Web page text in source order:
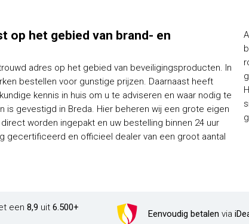
op het gebied van brand- en
adres op het gebied van beveiligingsproducten. In
bestellen voor gunstige prijzen. Daarnaast heeft
kennis in huis om u te adviseren en waar nodig te
is gevestigd in Breda. Hier beheren wij een grote eigen
worden ingepakt en uw bestelling binnen 24 uur
een 8,9 uit 6.500+
Eenvoudig betalen via